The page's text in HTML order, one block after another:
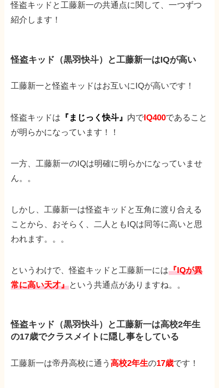
怪盗キッドと工藤新一の共通点に関して、一つずつ
紹介します！
怪盗キッド（黒羽快斗）と工藤新一はIQが高い
工藤新一と怪盗キッドはお互いにIQが高いです！
怪盗キッドは 『まじっく快斗』 内でIQ400であること
が明らかになっています！！
一方、工藤新一のIQは明確に明らかになっていませ
ん。。
しかし、工藤新一は怪盗キッドと互角に渡り合える
ことから、おそらく、二人ともIQは同等に高いと思
われます。。。
というわけで、怪盗キッドと工藤新一には『IQが異
常に高い天才』という共通点がありますね。。
怪盗キッド（黒羽快斗）と工藤新一は高校2年生
の17歳でクラスメイトに隠し事をしている
工藤新一は帝丹高校に通う高校2年生の17歳です！